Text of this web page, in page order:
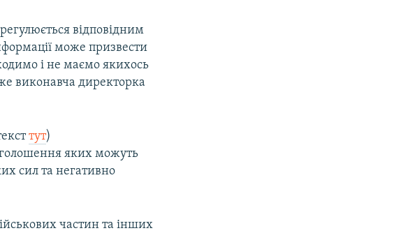
регулюється відповідним
може призвести
і не маємо якихось
виконавча директорка
тут)
яких можуть
сил та негативно
частин та інших